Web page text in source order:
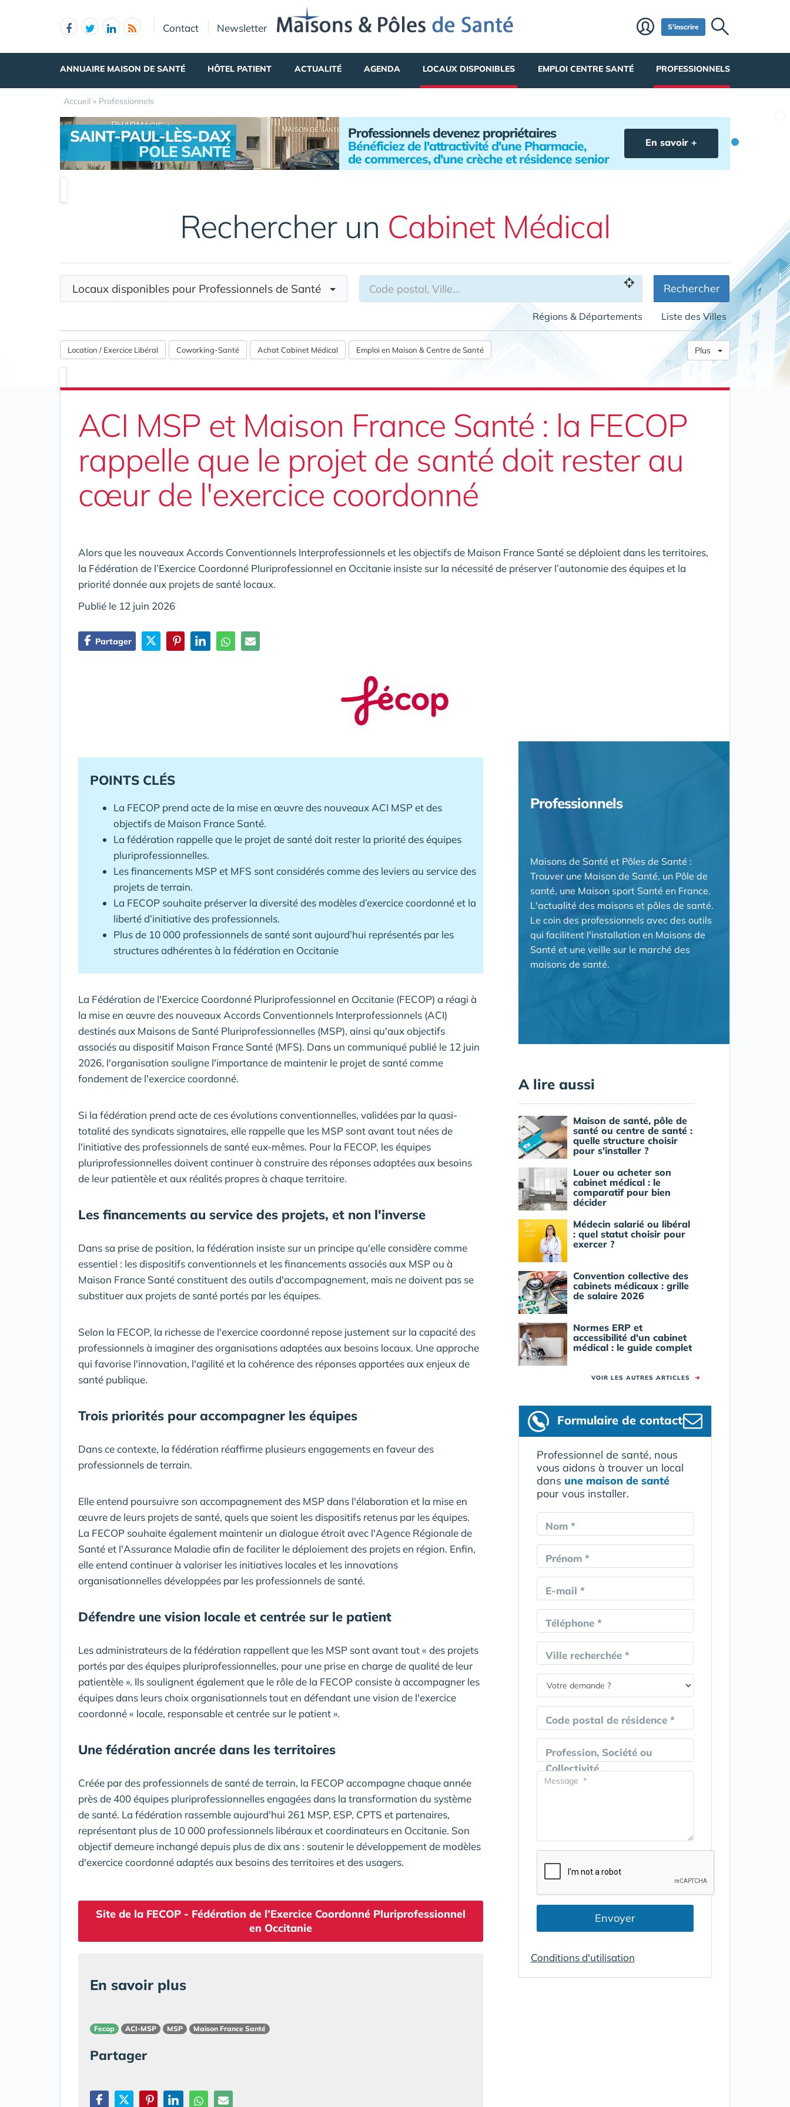
Contact Newsletter S'inscrire
ANNUAIRE MAISON DE SANTÉ HÔTEL PATIENT ACTUALITÉ AGENDA LOCAUX DISPONIBLES EMPLOI CENTRE SANTÉ PROFESSIONNELS
Accueil » Professionnels
SAINT-PAUL-LÈS-DAX
POLE SANTÉ
.
Professionnels devenez propriétaires
Bénéficiez de l'attractivité d'une Pharmacie,
de commerces, d'une crèche et résidence senior
En savoir +
Rechercher un Cabinet Médical
Locaux disponibles pour Professionnels de Santé Rechercher
Régions & Départements Liste des Villes
Location / Exercice Libéral Coworking-Santé Achat Cabinet Médical Emploi en Maison & Centre de Santé Plus
ACI MSP et Maison France Santé : la FECOP
rappelle que le projet de santé doit rester au
cœur de l'exercice coordonné
Alors que les nouveaux Accords Conventionnels Interprofessionnels et les objectifs de Maison France Santé se déploient dans les territoires,
la Fédération de l’Exercice Coordonné Pluriprofessionnel en Occitanie insiste sur la nécessité de préserver l’autonomie des équipes et la
priorité donnée aux projets de santé locaux.
Publié le 12 juin 2026
Partager
POINTS CLÉS
La FECOP prend acte de la mise en œuvre des nouveaux ACI MSP et des
objectifs de Maison France Santé.
La fédération rappelle que le projet de santé doit rester la priorité des équipes
pluriprofessionnelles.
Les financements MSP et MFS sont considérés comme des leviers au service des
projets de terrain.
La FECOP souhaite préserver la diversité des modèles d’exercice coordonné et la
liberté d’initiative des professionnels.
Plus de 10 000 professionnels de santé sont aujourd’hui représentés par les
structures adhérentes à la fédération en Occitanie
La Fédération de l'Exercice Coordonné Pluriprofessionnel en Occitanie (FECOP) a réagi à
la mise en œuvre des nouveaux Accords Conventionnels Interprofessionnels (ACI)
destinés aux Maisons de Santé Pluriprofessionnelles (MSP), ainsi qu'aux objectifs
associés au dispositif Maison France Santé (MFS). Dans un communiqué publié le 12 juin
2026, l'organisation souligne l'importance de maintenir le projet de santé comme
fondement de l'exercice coordonné.
Si la fédération prend acte de ces évolutions conventionnelles, validées par la quasi-
totalité des syndicats signataires, elle rappelle que les MSP sont avant tout nées de
l'initiative des professionnels de santé eux-mêmes. Pour la FECOP, les équipes
pluriprofessionnelles doivent continuer à construire des réponses adaptées aux besoins
de leur patientèle et aux réalités propres à chaque territoire.
Les financements au service des projets, et non l'inverse
Dans sa prise de position, la fédération insiste sur un principe qu'elle considère comme
essentiel : les dispositifs conventionnels et les financements associés aux MSP ou à
Maison France Santé constituent des outils d'accompagnement, mais ne doivent pas se
substituer aux projets de santé portés par les équipes.
Selon la FECOP, la richesse de l'exercice coordonné repose justement sur la capacité des
professionnels à imaginer des organisations adaptées aux besoins locaux. Une approche
qui favorise l'innovation, l'agilité et la cohérence des réponses apportées aux enjeux de
santé publique.
Trois priorités pour accompagner les équipes
Dans ce contexte, la fédération réaffirme plusieurs engagements en faveur des
professionnels de terrain.
Elle entend poursuivre son accompagnement des MSP dans l'élaboration et la mise en
œuvre de leurs projets de santé, quels que soient les dispositifs retenus par les équipes.
La FECOP souhaite également maintenir un dialogue étroit avec l'Agence Régionale de
Santé et l'Assurance Maladie afin de faciliter le déploiement des projets en région. Enfin,
elle entend continuer à valoriser les initiatives locales et les innovations
organisationnelles développées par les professionnels de santé.
Défendre une vision locale et centrée sur le patient
Les administrateurs de la fédération rappellent que les MSP sont avant tout « des projets
portés par des équipes pluriprofessionnelles, pour une prise en charge de qualité de leur
patientèle ». Ils soulignent également que le rôle de la FECOP consiste à accompagner les
équipes dans leurs choix organisationnels tout en défendant une vision de l'exercice
coordonné « locale, responsable et centrée sur le patient ».
Une fédération ancrée dans les territoires
Créée par des professionnels de santé de terrain, la FECOP accompagne chaque année
près de 400 équipes pluriprofessionnelles engagées dans la transformation du système
de santé. La fédération rassemble aujourd'hui 261 MSP, ESP, CPTS et partenaires,
représentant plus de 10 000 professionnels libéraux et coordinateurs en Occitanie. Son
objectif demeure inchangé depuis plus de dix ans : soutenir le développement de modèles
d'exercice coordonné adaptés aux besoins des territoires et des usagers.
Site de la FECOP - Fédération de l’Exercice Coordonné Pluriprofessionnel
en Occitanie
En savoir plus
Fecop ACI-MSP MSP Maison France Santé
Partager
Professionnels
Maisons de Santé et Pôles de Santé :
Trouver une Maison de Santé, un Pôle de
santé, une Maison sport Santé en France.
L'actualité des maisons et pôles de santé.
Le coin des professionnels avec des outils
qui facilitent l'installation en Maisons de
Santé et une veille sur le marché des
maisons de santé.
A lire aussi
Maison de santé, pôle de
santé ou centre de santé :
quelle structure choisir
pour s'installer ?
Louer ou acheter son
cabinet médical : le
comparatif pour bien
décider
Médecin salarié ou libéral
: quel statut choisir pour
exercer ?
Convention collective des
cabinets médicaux : grille
de salaire 2026
Normes ERP et
accessibilité d'un cabinet
médical : le guide complet
VOIR LES AUTRES ARTICLES ➜
Formulairede contact
Professionnel de santé, nous
vous aidons à trouver un local
dans une maison de santé
pour vous installer.
Nom *
Prénom *
E-mail *
Téléphone *
Ville recherchée *
Code postal de résidence *
Profession, Société ou
Collectivité
Envoyer
Conditions d'utilisation